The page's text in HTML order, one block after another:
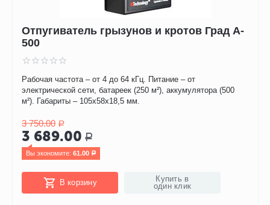
Отпугиватель грызунов и кротов Град A-
500
Рабочая частота – от 4 до 64 кГц. Питание – от
электрической сети, батареек (250 м²), аккумулятора (500
м²). Габариты – 105х58х18,5 мм.
3 750.00 Р
3 689.00 Р
Вы экономите: 61.00 Р
В корзину
Купить в
один клик